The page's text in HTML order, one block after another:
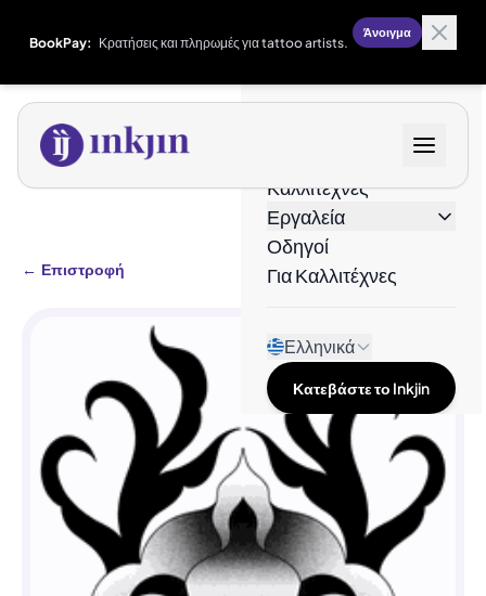
BookPay: Κρατήσεις και πληρωμές για tattoo artists.
Άνοιγμα
Καλλιτέχνες
Εργαλεία
Οδηγοί
Για Καλλιτέχνες
Ελληνικά
Κατεβάστε το Inkjin
← Επιστροφή